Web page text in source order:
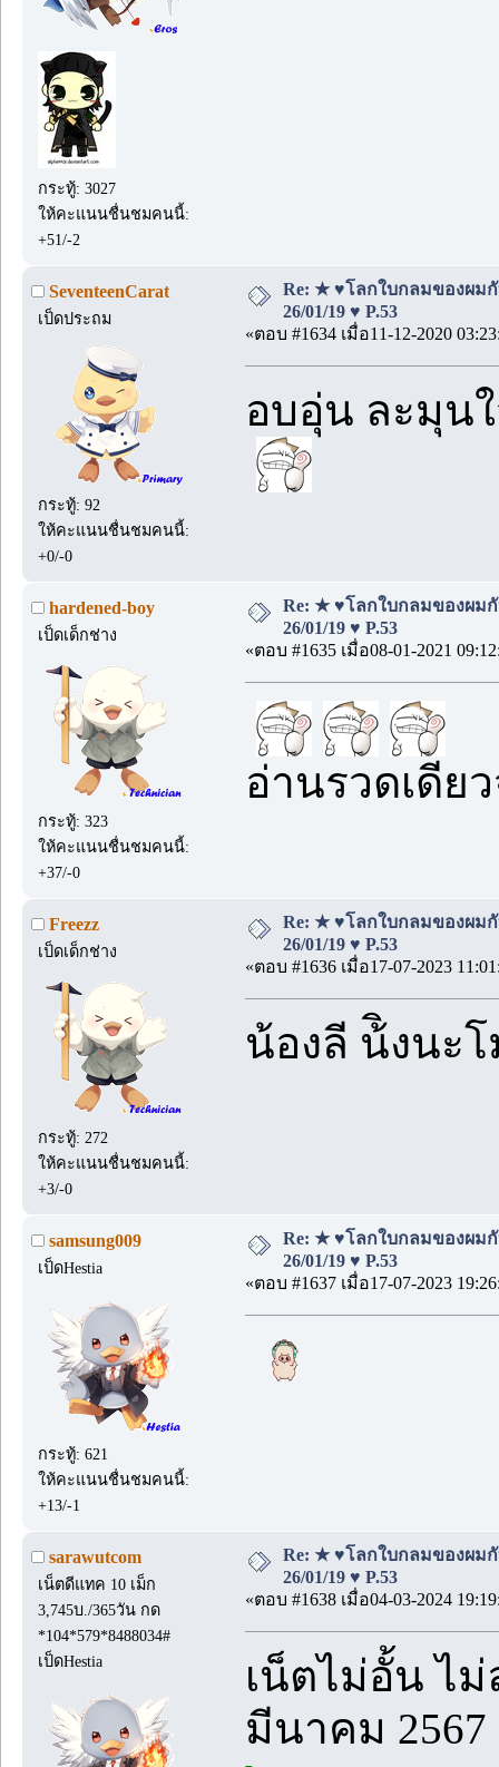
กระทู้: 3027
ให้คะแนนชื่นชมคนนี้:
+51/-2
SeventeenCarat
เป็ดประถม
กระทู้: 92
ให้คะแนนชื่นชมคนนี้:
+0/-0
Re: ★ ♥โลกใบกลมของผ
26/01/19 ♥ P.53
«ตอบ #1634 เมื่อ11-12-2020
อบอุ่น ละมุน
hardened-boy
เป็ดเด็กช่าง
กระทู้: 323
ให้คะแนนชื่นชมคนนี้:
+37/-0
Re: ★ ♥โลกใบกลมของผ
26/01/19 ♥ P.53
«ตอบ #1635 เมื่อ08-01-2021
อ่านรวดเดีย
Freezz
เป็ดเด็กช่าง
กระทู้: 272
ให้คะแนนชื่นชมคนนี้:
+3/-0
Re: ★ ♥โลกใบกลมของผ
26/01/19 ♥ P.53
«ตอบ #1636 เมื่อ17-07-2023
น้องลี น้ิงนะ
samsung009
เป็ดHestia
กระทู้: 621
ให้คะแนนชื่นชมคนนี้:
+13/-1
Re: ★ ♥โลกใบกลมของผ
26/01/19 ♥ P.53
«ตอบ #1637 เมื่อ17-07-2023
sarawutcom
เน็ตดีแทค 10 เม็ก
3,745บ./365วัน กด
*104*579*8488034#
เป็ดHestia
Re: ★ ♥โลกใบกลมของผ
26/01/19 ♥ P.53
«ตอบ #1638 เมื่อ04-03-2024
เน็ตไม่อั้น ไม่
มีนาคม 2567